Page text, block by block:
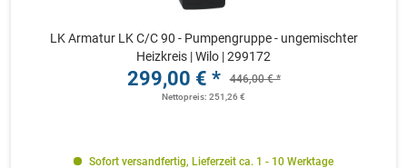
LK Armatur LK C/C 90 - Pumpengruppe - ungemischter
Heizkreis | Wilo | 299172
299,00 € * 446,00 € *
Nettopreis: 251,26 €
Sofort versandfertig, Lieferzeit ca. 1 - 10 Werktage